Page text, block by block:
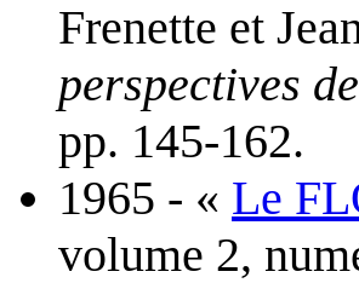
Frenette et
perspectives
pp. 145-162.
1965 - « Le
volume 2,